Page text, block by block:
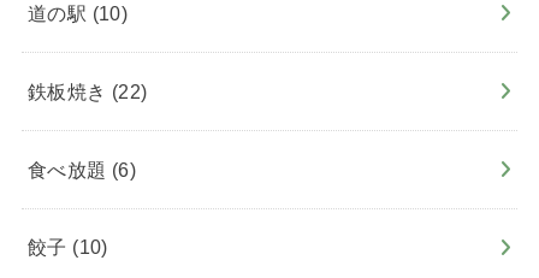
道の駅 (10)
鉄板焼き (22)
食べ放題 (6)
餃子 (10)